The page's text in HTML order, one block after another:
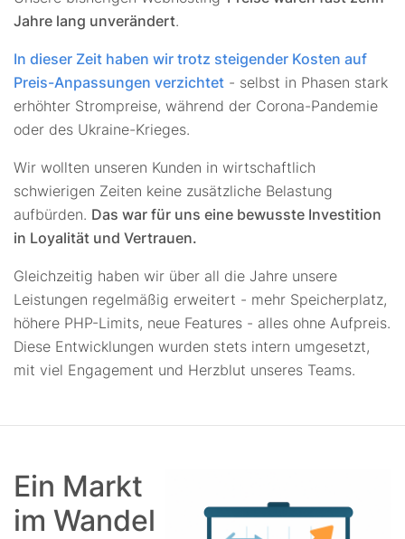
Jahre lang unverändert.
In dieser Zeit haben wir trotz steigender Kosten auf
Preis-Anpassungen verzichtet - selbst in Phasen stark
erhöhter Strompreise, während der Corona-Pandemie
oder des Ukraine-Krieges.
Wir wollten unseren Kunden in wirtschaftlich
schwierigen Zeiten keine zusätzliche Belastung
aufbürden. Das war für uns eine bewusste Investition
in Loyalität und Vertrauen.
Gleichzeitig haben wir über all die Jahre unsere
Leistungen regelmäßig erweitert - mehr Speicherplatz,
höhere PHP-Limits, neue Features - alles ohne Aufpreis.
Diese Entwicklungen wurden stets intern umgesetzt,
mit viel Engagement und Herzblut unseres Teams.
Ein Markt
im Wandel